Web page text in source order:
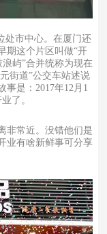
处市中心。在厦门还
期这个片区叫做“开
浪屿”合并统称为现在
街道”公交车站述说
事是：2017年12月1
了。
非常近。没错他们是
业有啥新鲜事可分享